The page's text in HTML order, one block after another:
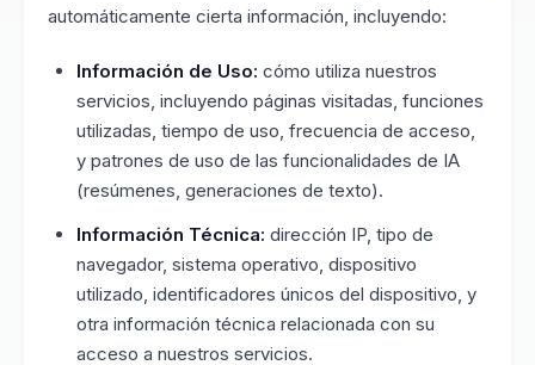
automáticamente cierta información, incluyendo:
Información de Uso: cómo utiliza nuestros
servicios, incluyendo páginas visitadas, funciones
utilizadas, tiempo de uso, frecuencia de acceso,
y patrones de uso de las funcionalidades de IA
(resúmenes, generaciones de texto).
Información Técnica: dirección IP, tipo de
navegador, sistema operativo, dispositivo
utilizado, identificadores únicos del dispositivo, y
otra información técnica relacionada con su
acceso a nuestros servicios.